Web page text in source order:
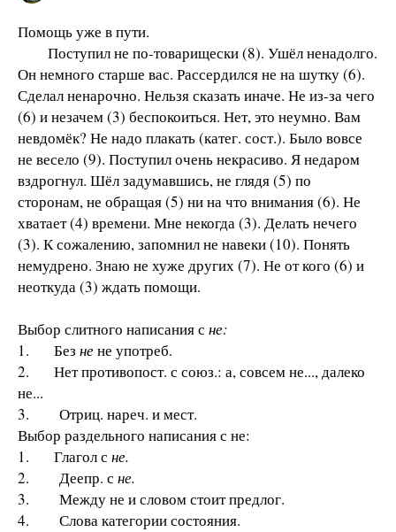
Помощь уже в пути.
Поступил не по-товарищески (8). Ушёл ненадолго.
Он немного старше вас. Рассердился не на шутку (6).
Сделал ненарочно. Нельзя сказать иначе. Не из-за чего
(6) и незачем (3) беспокоиться. Нет, это неумно. Вам
невдомёк? Не надо плакать (катег. сост.). Было вовсе
не весело (9). Поступил очень некрасиво. Я недаром
вздрогнул. Шёл задумавшись, не глядя (5) по
сторонам, не обращая (5) ни на что внимания (6). Не
хватает (4) времени. Мне некогда (3). Делать нечего
(3). К сожалению, запомнил не навеки (10). Понять
немудрено. Знаю не хуже других (7). Не от кого (6) и
неоткуда (3) ждать помощи.
Выбор слитного написания с не:
1. Без нене употреб.
2. Нет противопост. с союз.: а, совсем не..., далеко
не...
3. Отриц. нареч. и мест.
Выбор раздельного написания с не:
1. Глагол с не.
2. Деепр. с не.
3. Между не и словом стоит предлог.
4. Слова категории состояния.